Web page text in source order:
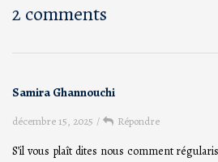
2 comments
Samira Ghannouchi
décembre 15, 2025 / Répondre
S’il vous plaît dites nous comment